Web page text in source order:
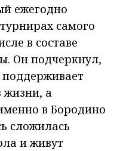
ежегодно
самого
в составе
Он подчеркнул,
жизни, а
в Бородино
сложилась
и живут